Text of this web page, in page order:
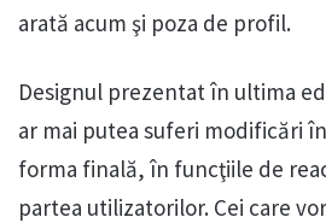
arată acum şi poza de profil.
Designul prezentat în ultima
ar mai putea suferi modificări
forma finală, în funcţiile de
partea utilizatorilor. Cei care